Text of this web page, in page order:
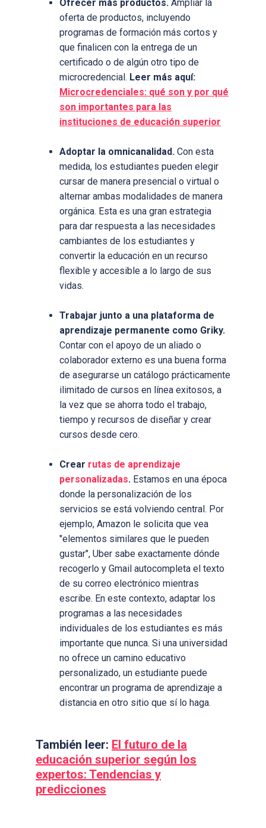
Ofrecer más productos. Ampliar la
oferta de productos, incluyendo
programas de formación más cortos y
que finalicen con la entrega de un
certificado o de algún otro tipo de
microcredencial. Leer más aquí:
Microcredenciales: qué son y por qué
son importantes para las
instituciones de educación superior
Adoptar la omnicanalidad. Con esta
medida, los estudiantes pueden elegir
cursar de manera presencial o virtual o
alternar ambas modalidades de manera
orgánica. Esta es una gran estrategia
para dar respuesta a las necesidades
cambiantes de los estudiantes y
convertir la educación en un recurso
flexible y accesible a lo largo de sus
vidas.
Trabajar junto a una plataforma de
aprendizaje permanente como Griky.
Contar con el apoyo de un aliado o
colaborador externo es una buena forma
de asegurarse un catálogo prácticamente
ilimitado de cursos en línea exitosos, a
la vez que se ahorra todo el trabajo,
tiempo y recursos de diseñar y crear
cursos desde cero.
Crear rutas de aprendizaje
personalizadas. Estamos en una época
donde la personalización de los
servicios se está volviendo central. Por
ejemplo, Amazon le solicita que vea
"elementos similares que le pueden
gustar", Uber sabe exactamente dónde
recogerlo y Gmail autocompleta el texto
de su correo electrónico mientras
escribe. En este contexto, adaptar los
programas a las necesidades
individuales de los estudiantes es más
importante que nunca. Si una universidad
no ofrece un camino educativo
personalizado, un estudiante puede
encontrar un programa de aprendizaje a
distancia en otro sitio que sí lo haga.
También leer: El futuro de la
educación superior según los
expertos: Tendencias y
predicciones